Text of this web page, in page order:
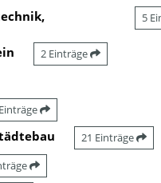
5
2 Einträge
21 Einträge